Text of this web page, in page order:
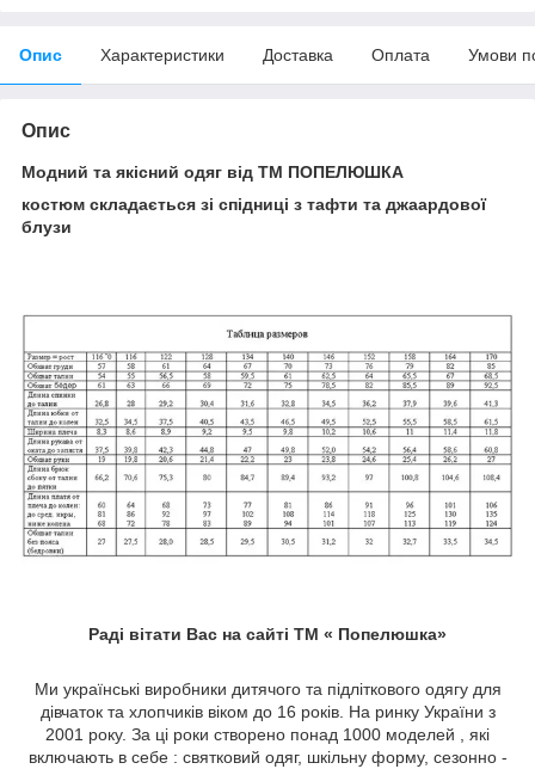
Опис Характеристики Доставка Оплата Умови
Опис
Модний та якісний одяг від ТМ ПОПЕЛЮШКА
костюм складається зі спідниці з тафти та джаардової
блузи
Раді вітати Вас на сайті ТМ « Попелюшка»
Ми українські виробники дитячого та підліткового одягу для
дівчаток та хлопчиків віком до 16 років. На ринку України з
2001 року. За ці роки створено понад 1000 моделей , які
включають в себе : святковий одяг, шкільну форму, сезонно -